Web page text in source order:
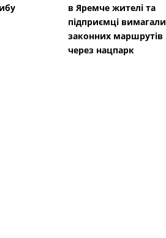
в Яремче житeлі та
підприємці вимагали
законних маршрутів
через нацпарк